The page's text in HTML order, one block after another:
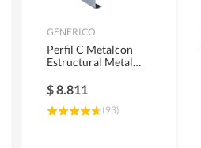
GENERICO
Perfil C Metalcon
Estructural Metal
$8.811
(93)